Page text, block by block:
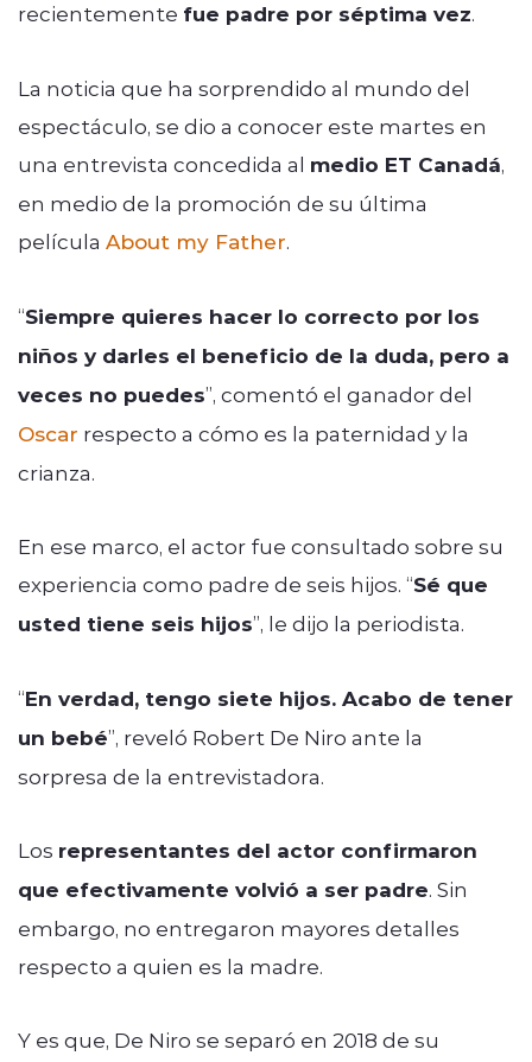
recientemente fue padre por séptima vez.
La noticia que ha sorprendido al mundo del
espectáculo, se dio a conocer este martes en
una entrevista concedida al medio ET Canadá,
en medio de la promoción de su última
película About my Father.
“Siempre quieres hacer lo correcto por los
niños y darles el beneficio de la duda, pero a
veces no puedes”, comentó el ganador del
Oscar respecto a cómo es la paternidad y la
crianza.
En ese marco, el actor fue consultado sobre su
experiencia como padre de seis hijos. “Sé que
usted tiene seis hijos”, le dijo la periodista.
“En verdad, tengo siete hijos. Acabo de tener
un bebé”, reveló Robert De Niro ante la
sorpresa de la entrevistadora.
Los representantes del actor confirmaron
que efectivamente volvió a ser padre. Sin
embargo, no entregaron mayores detalles
respecto a quien es la madre.
Y es que, De Niro se separó en 2018 de su